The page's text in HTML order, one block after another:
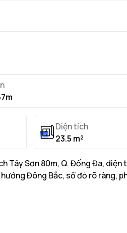
Diện tích
23.5 m²
Tây Sơn 80m, Q. Đống Đa, diện
Đông Bắc, sổ đỏ rõ ràng,